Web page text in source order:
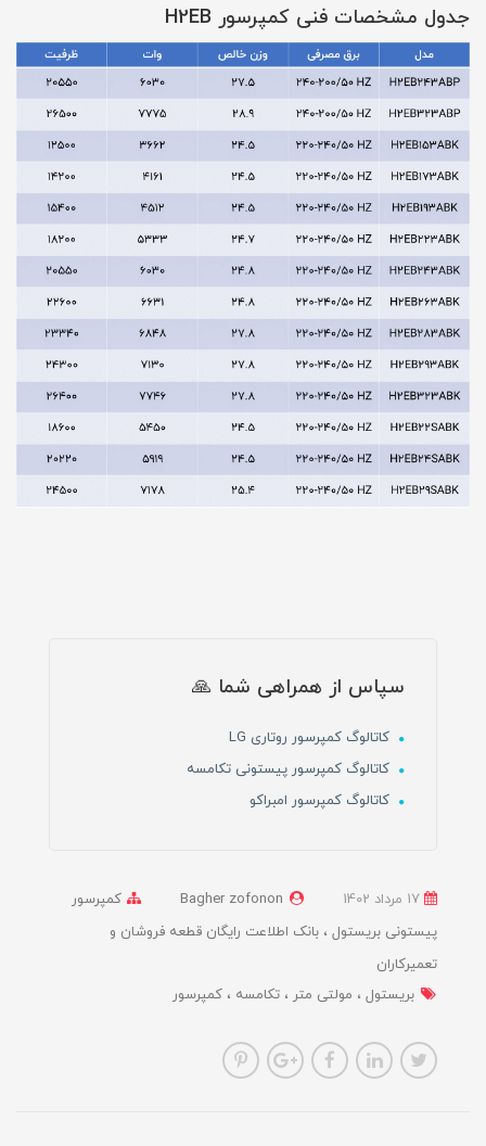
جدول مشخصات فنی کمپرسور H2EB
سپاس از همراهی شما 🙏
کاتالوگ کمپرسور روتاری LG
کاتالوگ کمپرسور پیستونی تکامسه
کاتالوگ کمپرسور امبراکو
Bagher zofonon
کمپرسور
پیستونی بریستول
بانک اطلاعت رایگان قطعه فروشان و
تعمیرکاران
بریستول
مولتی متر تکامسه کمپرسور